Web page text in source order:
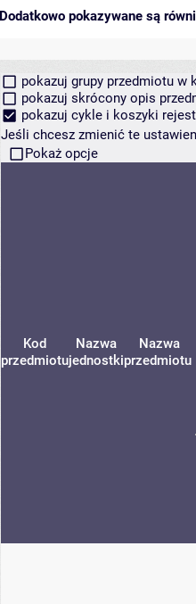
Dodatkowo pokazywane są
pokazuj grupy przedmiotu w
pokazuj skrócony opis
pokazuj cykle i koszyki
Jeśli chcesz zmienić te
Pokaż opcje
Kod
przedmiotu
Nazwa
jednostki
Nazwa
przedmiotu